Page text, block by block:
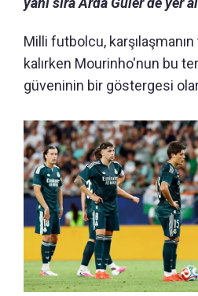
Milli futbolcu,
kalırken Mourinho'nun bu
güveninin bir göstergesi